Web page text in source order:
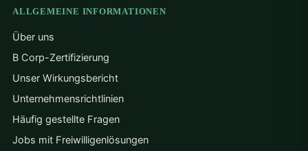
ALLGEMEINE INFORMATIONEN
Über uns
B Corp-Zertifizierung
Unser Wirkungsbericht
Unternehmensrichtlinien
Häufig gestellte Fragen
Jobs mit Freiwilligenlösungen